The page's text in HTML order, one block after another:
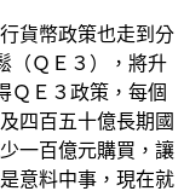
貨幣政策也走到分
（ＱＥ３），將升
ＱＥ３政策，每個
四百五十億長期國
一百億元購買，讓
意料中事，現在就